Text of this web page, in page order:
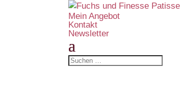
Mein Angebot
Kontakt
Newsletter